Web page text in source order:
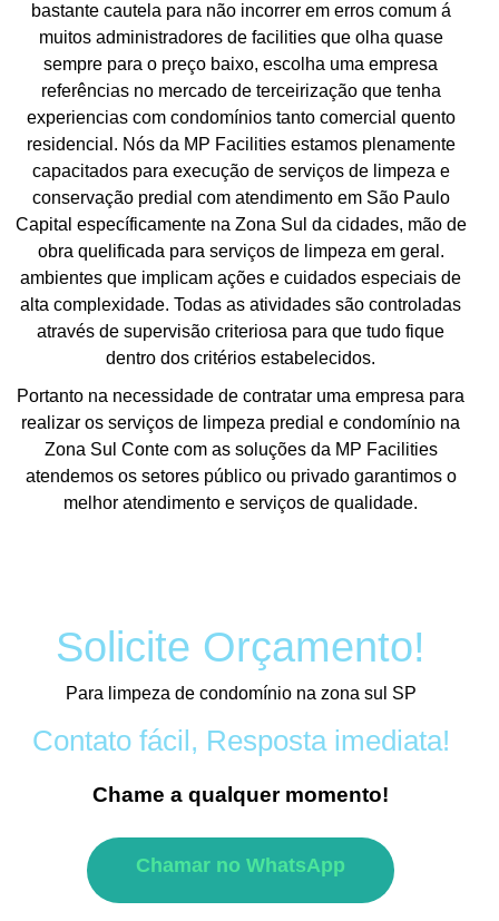
bastante cautela para não incorrer em erros comum á
muitos administradores de facilities que olha quase
sempre para o preço baixo, escolha uma empresa
referências no mercado de terceirização que tenha
experiencias com condomínios tanto comercial quento
residencial. Nós da MP Facilities estamos plenamente
capacitados para execução de serviços de limpeza e
conservação predial com atendimento em São Paulo
Capital específicamente na Zona Sul da cidades, mão de
obra quelificada para serviços de limpeza em geral.
ambientes que implicam ações e cuidados especiais de
alta complexidade. Todas as atividades são controladas
através de supervisão criteriosa para que tudo fique
dentro dos critérios estabelecidos.
Portanto na necessidade de contratar uma empresa para
realizar os serviços de limpeza predial e condomínio na
Zona Sul Conte com as soluções da MP Facilities
atendemos os setores público ou privado garantimos o
melhor atendimento e serviços de qualidade.
Solicite Orçamento!
Para limpeza de condomínio na zona sul SP
Contato fácil, Resposta imediata!
Chame a qualquer momento!
Chamar no WhatsApp